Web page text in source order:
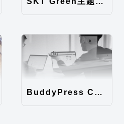
BuddyPress Colours主题汉化包